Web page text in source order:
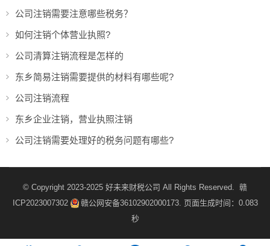
公司注销需要注意哪些税务？
如何注销个体营业执照?
公司清算注销流程是怎样的
东乡简易注销需要提供的材料有哪些呢?
公司注销流程
东乡企业注销，营业执照注销
公司注销需要处理好的税务问题有哪些?
© Copyright 2023-2025 好未来财税公司 All Rights Reserved. 赣
ICP2023007302
赣公网安备36102902000173. 页面生成时间：0.083
秒